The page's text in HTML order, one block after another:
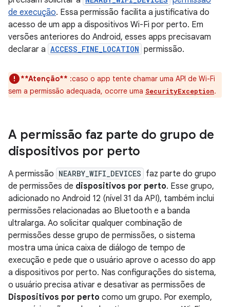
de execução. Essa permissão facilita a justificativa do
acesso de um app a dispositivos Wi-Fi por perto. Em
versões anteriores do Android, esses apps precisavam
declarar a ACCESS_FINE_LOCATION permissão.
**Atenção** :caso o app tente chamar uma API de Wi-Fi
sem a permissão adequada, ocorre uma SecurityException.
A permissão faz parte do grupo de
dispositivos por perto
A permissão NEARBY_WIFI_DEVICES faz parte do grupo
de permissões de dispositivos por perto. Esse grupo,
adicionado no Android 12 (nível 31 da API), também inclui
permissões relacionadas ao Bluetooth e a banda
ultralarga. Ao solicitar qualquer combinação de
permissões desse grupo de permissões, o sistema
mostra uma única caixa de diálogo de tempo de
execução e pede que o usuário aprove o acesso do app
a dispositivos por perto. Nas configurações do sistema,
o usuário precisa ativar e desativar as permissões de
Dispositivos por perto como um grupo. Por exemplo,